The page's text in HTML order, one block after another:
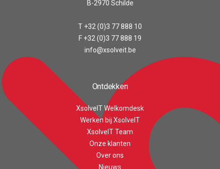
B-2970 Schilde
T +32 (0)3 77 888 10
F +32 (0)3 77 888 19
info@xsolveit.be
Ontdekken
XsolveIT Welkomdesk
Werken bij XsolveIT
XsolveIT Team
Onze klanten
Over ons
Nieuws
Customer reviews and experiences for
XsolveIT